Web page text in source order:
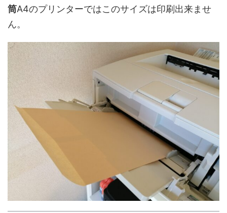
筒A4のプリンターではこのサイズは印刷出来ませ
ん。